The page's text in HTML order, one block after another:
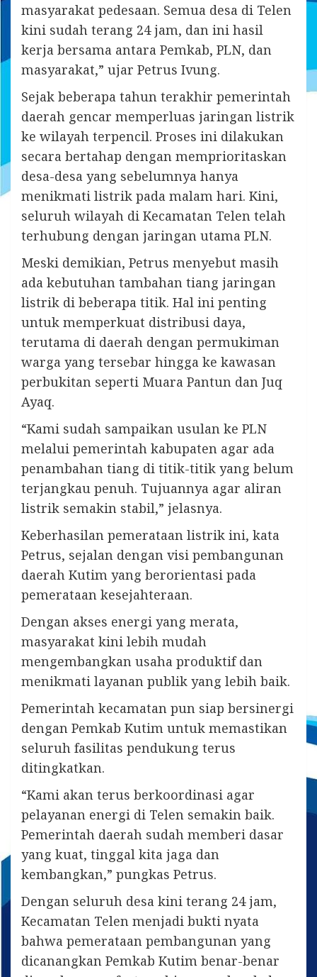
masyarakat pedesaan. Semua desa di Telen
kini sudah terang 24 jam, dan ini hasil
kerja bersama antara Pemkab, PLN, dan
masyarakat,” ujar Petrus Ivung.
Sejak beberapa tahun terakhir pemerintah
daerah gencar memperluas jaringan listrik
ke wilayah terpencil. Proses ini dilakukan
secara bertahap dengan memprioritaskan
desa-desa yang sebelumnya hanya
menikmati listrik pada malam hari. Kini,
seluruh wilayah di Kecamatan Telen telah
terhubung dengan jaringan utama PLN.
Meski demikian, Petrus menyebut masih
ada kebutuhan tambahan tiang jaringan
listrik di beberapa titik. Hal ini penting
untuk memperkuat distribusi daya,
terutama di daerah dengan permukiman
warga yang tersebar hingga ke kawasan
perbukitan seperti Muara Pantun dan Juq
Ayaq.
“Kami sudah sampaikan usulan ke PLN
melalui pemerintah kabupaten agar ada
penambahan tiang di titik-titik yang belum
terjangkau penuh. Tujuannya agar aliran
listrik semakin stabil,” jelasnya.
Keberhasilan pemerataan listrik ini, kata
Petrus, sejalan dengan visi pembangunan
daerah Kutim yang berorientasi pada
pemerataan kesejahteraan.
Dengan akses energi yang merata,
masyarakat kini lebih mudah
mengembangkan usaha produktif dan
menikmati layanan publik yang lebih baik.
Pemerintah kecamatan pun siap bersinergi
dengan Pemkab Kutim untuk memastikan
seluruh fasilitas pendukung terus
ditingkatkan.
“Kami akan terus berkoordinasi agar
pelayanan energi di Telen semakin baik.
Pemerintah daerah sudah memberi dasar
yang kuat, tinggal kita jaga dan
kembangkan,” pungkas Petrus.
Dengan seluruh desa kini terang 24 jam,
Kecamatan Telen menjadi bukti nyata
bahwa pemerataan pembangunan yang
dicanangkan Pemkab Kutim benar-benar